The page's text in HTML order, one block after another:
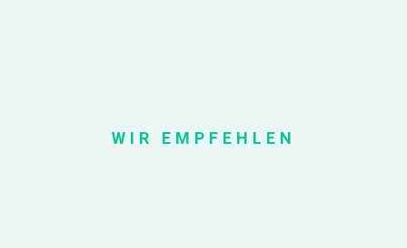
WIR EMPFEHLEN